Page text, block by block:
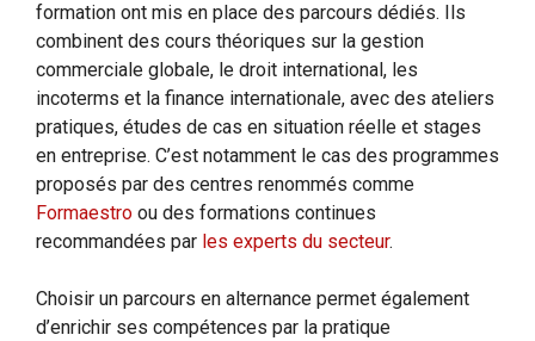
formation ont mis en place des parcours dédiés. Ils
combinent des cours théoriques sur la gestion
commerciale globale, le droit international, les
incoterms et la finance internationale, avec des ateliers
pratiques, études de cas en situation réelle et stages
en entreprise. C’est notamment le cas des programmes
proposés par des centres renommés comme
Formaestro ou des formations continues
recommandées par les experts du secteur.
Choisir un parcours en alternance permet également
d’enrichir ses compétences par la pratique